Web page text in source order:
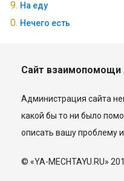
На еду
Нечего есть
Сайт взаимопомощи
Администрация сайта
какой бы то ни было
описать вашу проблему
© «YA-MECHTAYU.RU»